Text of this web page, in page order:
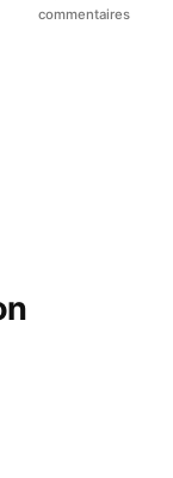
commentairessur